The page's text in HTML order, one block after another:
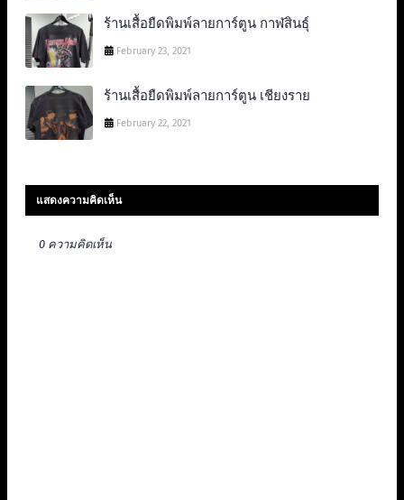
ร้านเสื้อยืดพิมพ์ลายการ์ตูน กาฬสินธุ์
February 23, 2021
ร้านเสื้อยืดพิมพ์ลายการ์ตูน เชียงราย
February 22, 2021
แสดงความคิดเห็น
0 ความคิดเห็น